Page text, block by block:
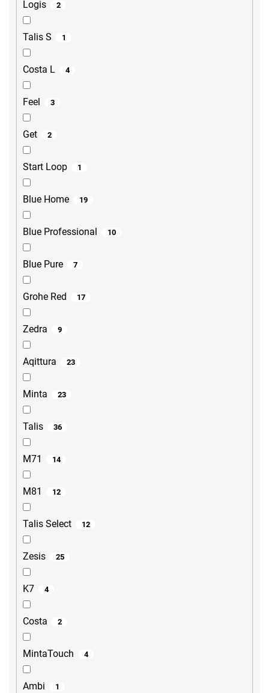
Logis 2
Talis S 1
Costa L 4
Feel 3
Get 2
Start Loop 1
Blue Home 19
Blue Professional 10
Blue Pure 7
Grohe Red 17
Zedra 9
Aqittura 23
Minta 23
Talis 36
M71 14
M81 12
Talis Select 12
Zesis 25
K7 4
Costa 2
MintaTouch 4
Ambi 1